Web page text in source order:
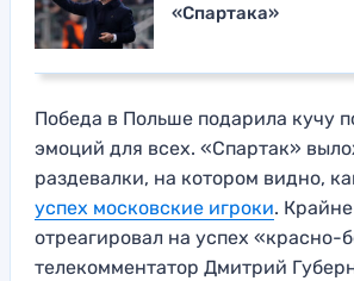
«Спартака»
Победа в Польше подарила кучу
эмоций для всех. «Спартак»
раздевалки, на котором видно,
успех московские игроки.
отреагировал на успех «красно-
телекомментатор Дмитрий